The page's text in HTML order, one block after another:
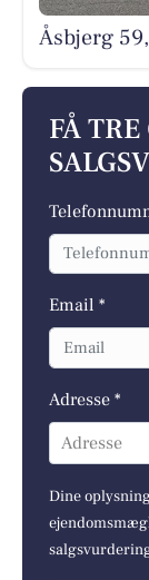
Åsbjerg
FÅ
Email *
Adresse *
Adresse
Dine